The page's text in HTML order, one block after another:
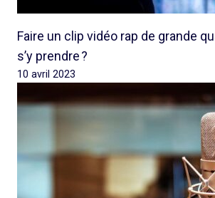
Faire un clip vidéo rap de grande
s’y prendre ?
10 avril 2023